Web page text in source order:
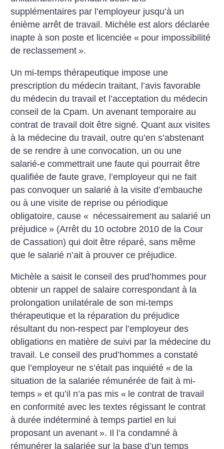
supplémentaires par l’employeur jusqu’à un
énième arrêt de travail. Michèle est alors déclarée
inapte à son poste et licenciée « pour impossibilité
de reclassement ».
Un mi-temps thérapeutique impose une
prescription du médecin traitant, l’avis favorable
du médecin du travail et l’acceptation du médecin
conseil de la Cpam. Un avenant temporaire au
contrat de travail doit être signé. Quant aux visites
à la médecine du travail, outre qu’en s’abstenant
de se rendre à une convocation, un ou une
salarié-e commettrait une faute qui pourrait être
qualifiée de faute grave, l’employeur qui ne fait
pas convoquer un salarié à la visited’embauche
ou à une visite de reprise ou périodique
obligatoire, cause « nécessairement au salarié un
préjudice » (Arrêt du 10 octobre 2010 de la Cour
de Cassation) qui doit être réparé, sans même
que le salarié n’ait à prouver ce préjudice.
Michèle a saisit le conseil des prud’hommes pour
obtenir un rappel de salaire correspondant à la
prolongation unilatérale de son mi-temps
thérapeutique et la réparation du préjudice
résultant du non-respect par l’employeur des
obligations en matière de suivi par la médecine du
travail. Le conseil des prud’hommes a constaté
que l’employeur ne s’était pas inquiété « de la
situation de la salariée rémunérée de fait à mi-
temps » et qu’il n’a pas mis « le contrat de travail
en conformité avec les textes régissant le contrat
à durée indéterminé à temps partiel en lui
proposant unavenant ». Il l’a condamné à
rémunérer la salariée sur la base d’un temps